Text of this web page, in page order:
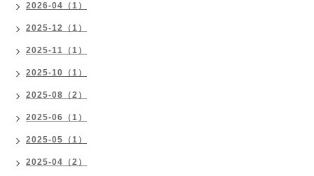
2026-04（1）
2025-12（1）
2025-11（1）
2025-10（1）
2025-08（2）
2025-06（1）
2025-05（1）
2025-04（2）